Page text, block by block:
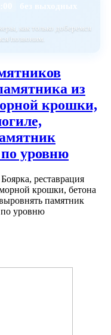
без выходных
как только доберемся
позвоним.
из
крошки,
уровню
реставрация
крошки, бетона
памятник
по уровню